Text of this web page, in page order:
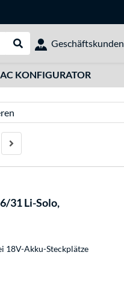
Suche durchführen
Geschäftskunden
KONFIGURATOR
31 Li-Solo,
18V-Akku-Steckplätze